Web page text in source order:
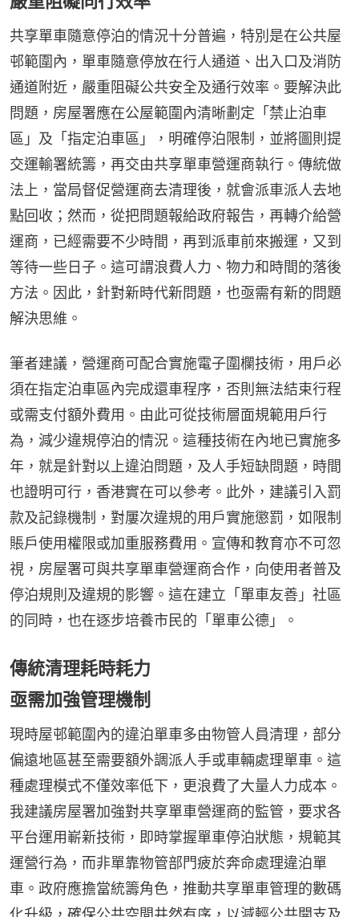
共享單車隨意停泊的情況十分普遍，特別是在公共屋
邨範圍內，單車隨意停放在行人通道、出入口及消防
通道附近，嚴重阻礙公共安全及通行效率。要解決此
問題，房屋署應在公屋範圍內清晰劃定「禁止泊車
區」及「指定泊車區」，明確停泊限制，並將圖則提
交運輸署統籌，再交由共享單車營運商執行。傳統做
法上，當局督促營運商去清理後，就會派車派人去地
點回收；然而，從把問題報給政府報告，再轉介給營
運商，已經需要不少時間，再到派車前來搬運，又到
等待一些日子。這可謂浪費人力、物力和時間的落後
方法。因此，針對新時代新問題，也亟需有新的問題
解決思維。
筆者建議，營運商可配合實施電子圍欄技術，用戶必
須在指定泊車區內完成還車程序，否則無法結束行程
或需支付額外費用。由此可從技術層面規範用戶行
為，減少違規停泊的情況。這種技術在內地已實施多
年，就是針對以上違泊問題，及人手短缺問題，時間
也證明可行，香港實在可以參考。此外，建議引入罰
款及記錄機制，對屢次違規的用戶實施懲罰，如限制
賬戶使用權限或加重服務費用。宣傳和教育亦不可忽
視，房屋署可與共享單車營運商合作，向使用者普及
停泊規則及違規的影響。這在建立「單車友善」社區
的同時，也在逐步培養市民的「單車公德」。
傳統清理耗時耗力
亟需加強管理機制
現時屋邨範圍內的違泊單車多由物管人員清理，部分
偏遠地區甚至需要額外調派人手或車輛處理單車。這
種處理模式不僅效率低下，更浪費了大量人力成本。
我建議房屋署加強對共享單車營運商的監管，要求各
平台運用嶄新技術，即時掌握單車停泊狀態，規範其
運營行為，而非單靠物管部門疲於奔命處理違泊單
車。政府應擔當統籌角色，推動共享單車管理的數碼